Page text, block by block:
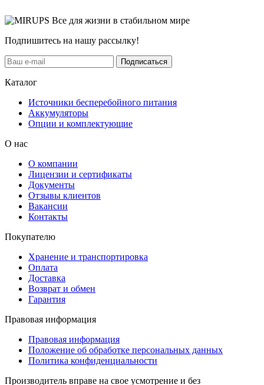
Все для жизни в стабильном мире
Подпишитесь на нашу рассылку!
Подписаться
Каталог
Источники бесперебойного питания
Аккумуляторы
Опции и комплектующие
О нас
О компании
Лицензии и сертификаты
Документы
Отзывы клиентов
Вакансии
Контакты
Покупателю
Хранение и транспортировка
Оплата
Доставка
Возврат и обмен
Гарантия
Правовая информация
Правовая информация
Положение об обработке персональных данных
Политика конфиденциальности
Производитель вправе на свое усмотрение и без